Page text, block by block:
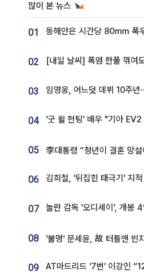
많이 본 뉴스
01
02
03
04
05
06
07
08
09